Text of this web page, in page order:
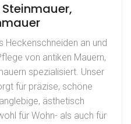
Heckenschneiden an und
von antiken Mauern,
spezialisiert. Unser
für präzise, schöne
ästhetisch
für Wohn- als auch für